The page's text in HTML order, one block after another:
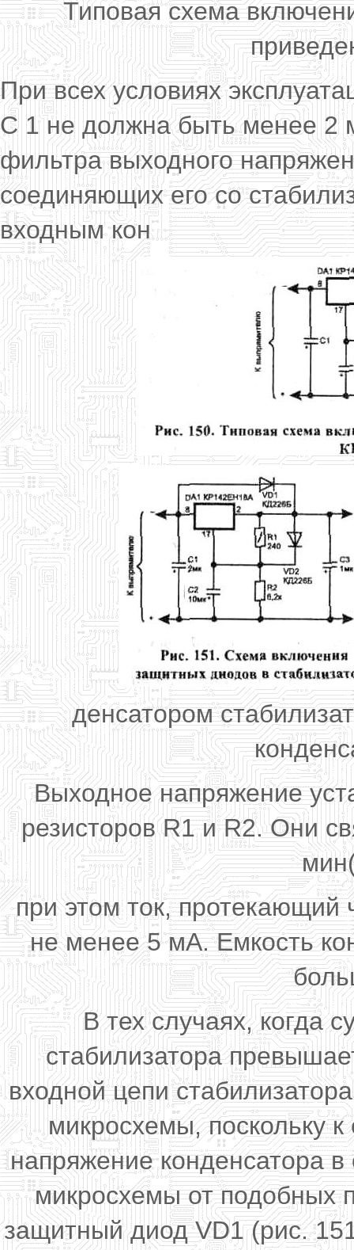
Типовая схема
При всех условиях
С 1 не должна быть менее 2
фильтра выходного
соединяющих его со
входным кон
денсатором
Выходное напряжение
резисторов R1 и R2. Они
при этом ток, протекающий
не менее 5 мА. Емкость
В тех случаях, когда
стабилизатора
входной цепи
микросхемы, поскольку
напряжение конденсатора
микросхемы от подобных
защитный диод VD1 (рис.